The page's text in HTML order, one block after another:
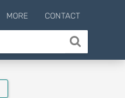
MORE CONTACT